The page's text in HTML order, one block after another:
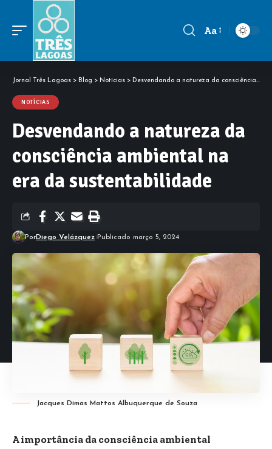
Font
Aa
Jornal Três Lagoas > Blog > Notícias > Desvendando a natureza da consciência ambiental na era da sustentabilidade
NOTÍCIAS
Desvendando a natureza da
consciência ambiental na
era da sustentabilidade
PorDiego Velázquez Publicado março 5, 2024
Jacques Dimas Mattos Albuquerque de Souza
A importância da consciência ambiental